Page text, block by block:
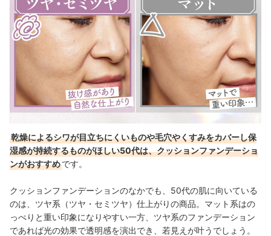
乾燥によるシワが目立ちにくいものや毛穴やくすみをカバーし保
湿感が持続するものがほしい50代は、クッションファンデーショ
ンがおすすめです。
クッションファンデーションのなかでも、50代の肌に向いている
のは、ツヤ系（ツヤ・セミツヤ）仕上がりの商品。マット系はの
っぺりと重い印象になりやすい一方、ツヤ系のファンデーション
であれば光の効果で透明感を演出でき、若見えが叶うでしょう。